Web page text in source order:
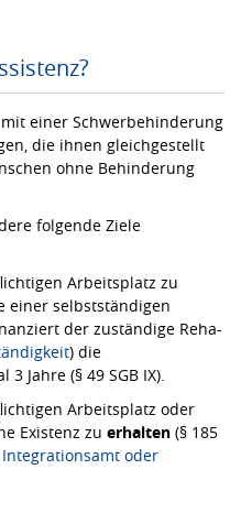
einer Schwerbehinderung
die ihnen gleichgestellt
ohne Behinderung
folgende Ziele
Arbeitsplatz zu
einer selbstständigen
der zuständige Reha-
) die
Jahre (§ 49 SGB IX).
Arbeitsplatz oder
Existenz zu erhalten (§ 185
Integrationsamt oder